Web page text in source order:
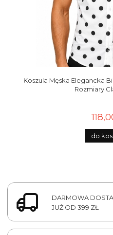
Koszula Męska Elegancka
Rozmiary
do
DARMOWA
JUŻ OD 399 ZŁ